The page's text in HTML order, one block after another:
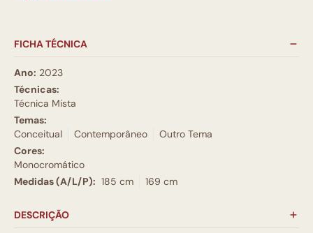
FICHA TÉCNICA
Ano: 2023
Técnicas:
Técnica Mista
Temas:
Conceitual
Contemporâneo
Outro Tema
Cores:
Monocromático
Medidas (A/L/P): 185 cm 169 cm
DESCRIÇÃO